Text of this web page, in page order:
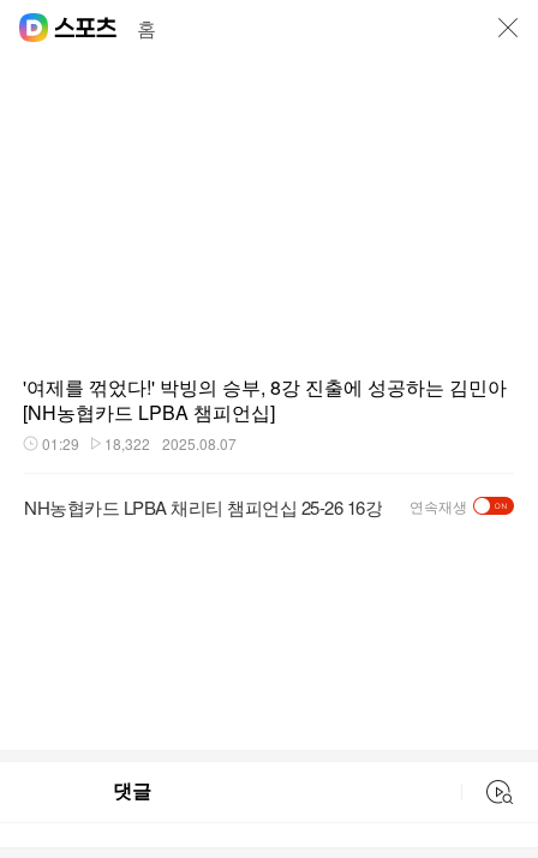
홈
'여제를 꺾었다!' 박빙의 승부, 8강 진출에 성공하는 김민아
[NH농협카드 LPBA 챔피언십]
01:29 18,322 2025.08.07
NH농협카드 LPBA 채리티 챔피언십 25-26 16강 연속재생
댓글